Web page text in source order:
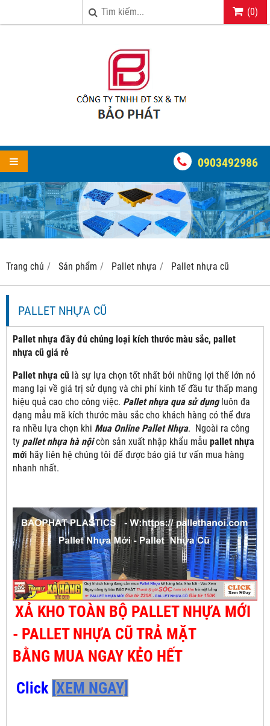
(0)
0903492986
Trang chủ Sản phẩm Pallet nhựa Pallet nhựa cũ
PALLET NHỰA CŨ
Pallet nhựa đầy đủ chủng loại kích thước màu sắc, pallet
nhựa cũ giá rẻ
Pallet nhựa cũ là sự lựa chọn tốt nhất bởi những lợi thế lớn nó
mang lại về giá trị sử dụng và chi phí kinh tế đầu tư thấp mang
hiệu quả cao cho công việc. Pallet nhựa qua sử dụngluôn đa
dạng mẫu mã kích thước màu sắc cho khách hàng có thể đưa
ra nhều lựa chọn khi Mua Online Pallet Nhựa. Ngoài ra công
ty pallet nhựa hà nộicòn sản xuất nhập khẩu mẫu pallet nhựa
mới hãy liên hệ chúng tôi để được báo giá tư vấn mua hàng
nhanh nhất.
XẢ KHO TOÀN BỘ PALLET NHỰA MỚI
- PALLET NHỰA CŨ TRẢ MẶT
BẰNG MUA NGAY KẺO HẾT
Click [XEM NGAY]